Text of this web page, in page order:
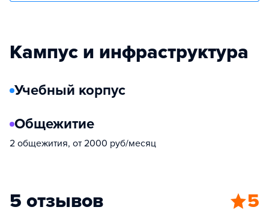
Кампус и инфраструктура
Учебный корпус
Общежитие
2 общежития, от 2000 руб/месяц
5 отзывов 5